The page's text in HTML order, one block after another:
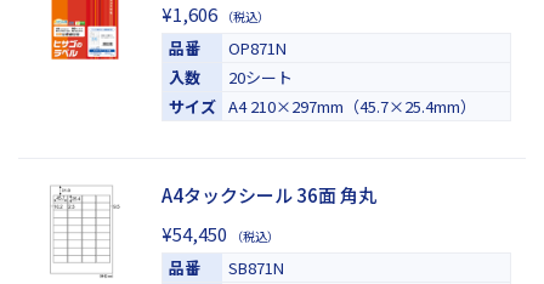
¥1,606
（税込）
品番
OP871N
入数
20シート
サイズ A4 210×297mm（45.7×25.4mm）
A4タックシール 36面 角丸
¥54,450
（税込）
品番
SB871N